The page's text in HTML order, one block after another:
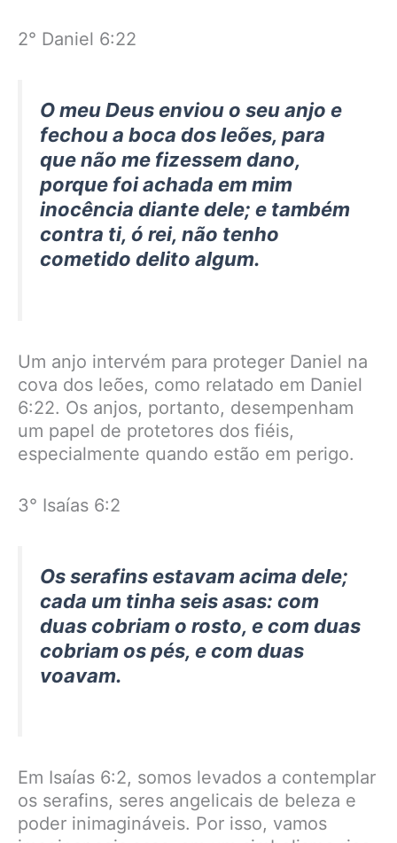
2° Daniel 6:22
O meu Deus enviou o seu anjo e
fechou a boca dos leões, para
que não me fizessem dano,
porque foi achada em mim
inocência diante dele; e também
contra ti, ó rei, não tenho
cometido delito algum.
Um anjo intervém para proteger Daniel na
cova dos leões, como relatado em Daniel
6:22. Os anjos, portanto, desempenham
um papel de protetores dos fiéis,
especialmente quando estão em perigo.
3° Isaías 6:2
Os serafins estavam acima dele;
cada um tinha seis asas: com
duas cobriam o rosto, e com duas
cobriam os pés, e com duas
voavam.
Em Isaías 6:2, somos levados a contemplar
os serafins, seres angelicais de beleza e
poder inimagináveis. Por isso, vamos